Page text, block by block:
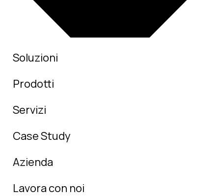
Soluzioni
Prodotti
Servizi
Case Study
Azienda
Lavora con noi